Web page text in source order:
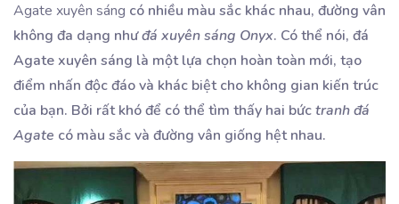
Agate xuyên sáng có nhiều màu sắc khác nhau, đường vân
không đa dạng nhưđá xuyên sáng Onyx. Có thể nói, đá
Agate xuyên sáng là một lựa chọn hoàn toàn mới, tạo
điểm nhấn độc đáo và khác biệt cho không gian kiến trúc
của bạn. Bởi rất khó để có thể tìm thấy hai bứctranh đá
Agate có màu sắc và đường vân giống hệt nhau.